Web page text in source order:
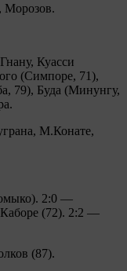
Морозов.
Гнану, Куасси
(Симпоре, 71),
79), Буда (Минунгу,
М.Конате,
2:0 —
(72). 2:2 —
(87).